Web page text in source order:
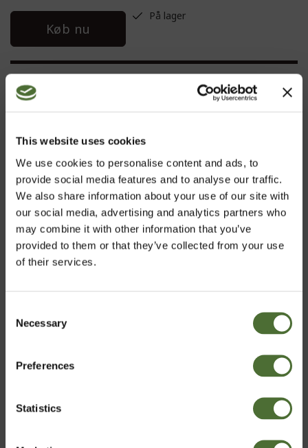
This website uses cookies
We use cookies to personalise content and ads, to
provide social media features and to analyse our traffic.
We also share information about your use of our site with
our social media, advertising and analytics partners who
may combine it with other information that you’ve
provided to them or that they’ve collected from your use
of their services.
Selection
Necessary
Preferences
Statistics
Køb nu
På lager
Det viser sig, at det populære udtryk "morgenmaden er